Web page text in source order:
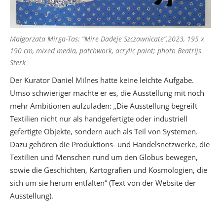
Małgorzata Mirga-Tas: “Mire Dadeje Szczawnicate”,2023, 195 x
190 cm, mixed media, patchwork, acrylic paint; photo Beatrijs
Sterk
Der Kurator Daniel Milnes hatte keine leichte Aufgabe.
Umso schwieriger machte er es, die Ausstellung mit noch
mehr Ambitionen aufzuladen: „Die Ausstellung begreift
Textilien nicht nur als handgefertigte oder industriell
gefertigte Objekte, sondern auch als Teil von Systemen.
Dazu gehören die Produktions- und Handelsnetzwerke, die
Textilien und Menschen rund um den Globus bewegen,
sowie die Geschichten, Kartografien und Kosmologien, die
sich um sie herum entfalten“ (Text von der Website der
Ausstellung).